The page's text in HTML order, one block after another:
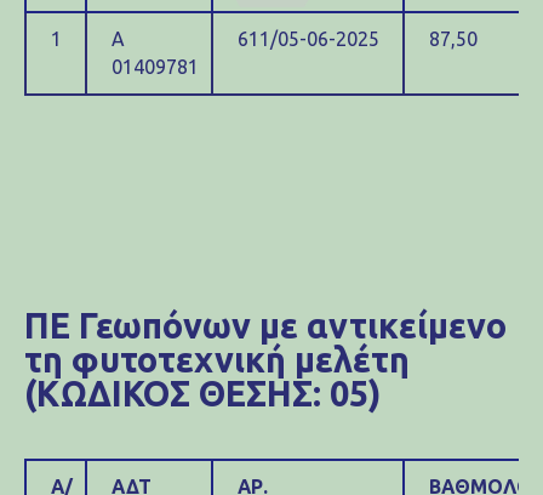
1
Α
01409781
611/05-06-2025 87,50
ΠΕ Γεωπόνων με αντικείμενο
τη φυτοτεχνική μελέτη
(ΚΩΔΙΚΟΣ ΘΕΣΗΣ: 05)
Α/ ΑΔΤ ΑΡ.